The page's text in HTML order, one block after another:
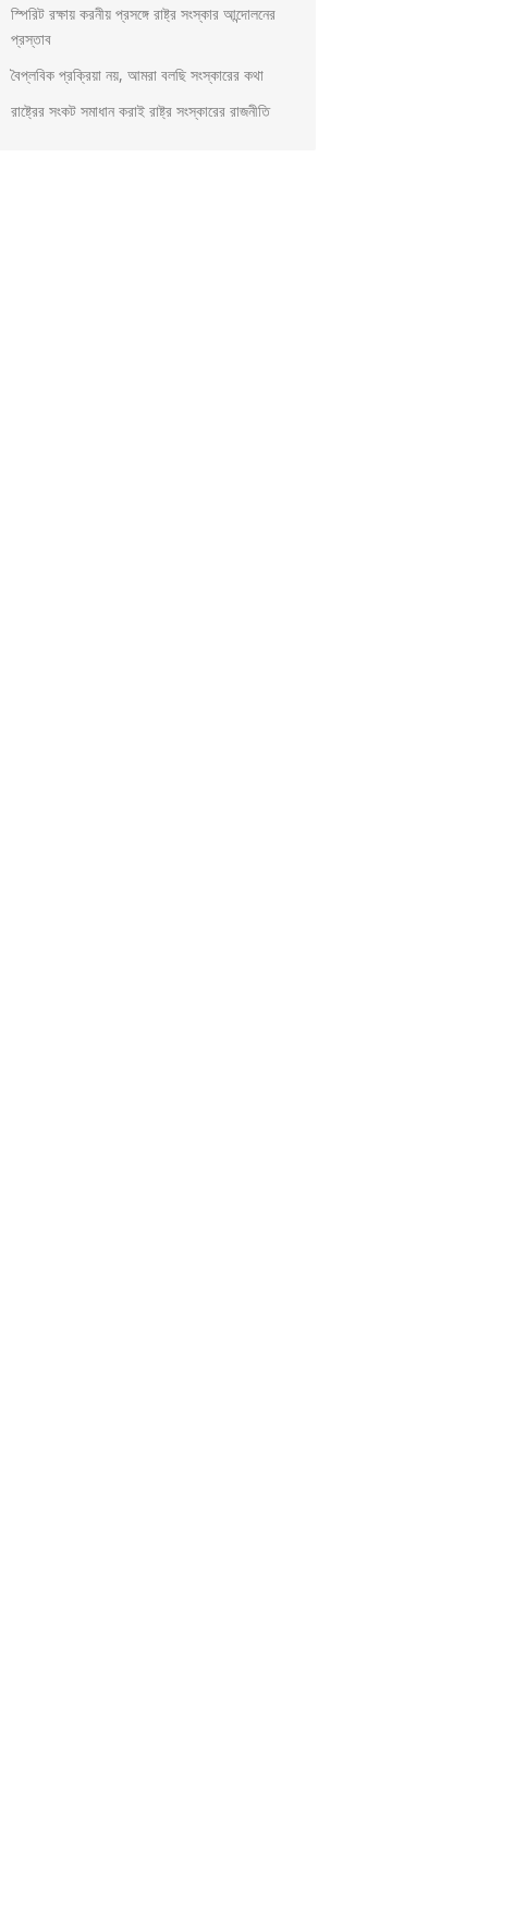
স্পিরিট রক্ষায় করনীয় প্রসঙ্গে রাষ্ট্র সংস্কার আন্দোলনের
প্রস্তাব
বৈপ্লবিক প্রক্রিয়া নয়, আমরা বলছি সংস্কারের কথা
রাষ্ট্রের সংকট সমাধান করাই রাষ্ট্র সংস্কারের রাজনীতি